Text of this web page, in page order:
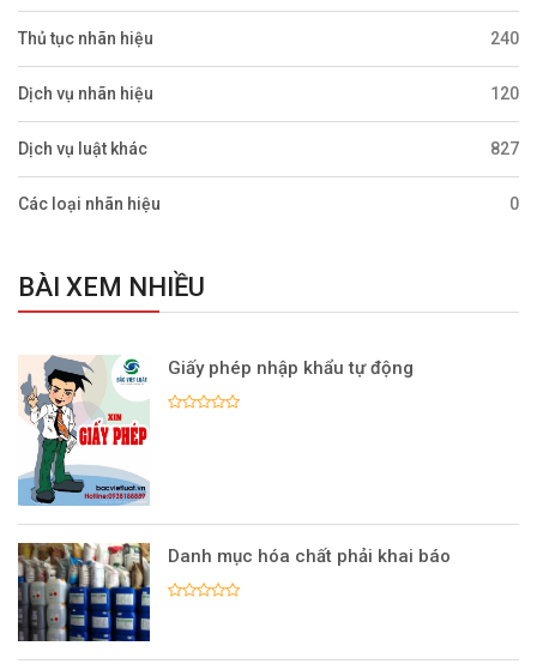
Thủ tục nhãn hiệu 240
Dịch vụ nhãn hiệu 120
Dịch vụ luật khác 827
Các loại nhãn hiệu 0
BÀI XEM NHIỀU
Giấy phép nhập khẩu tự động
Danh mục hóa chất phải khai báo